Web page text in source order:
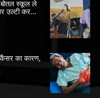
बोतल स्कूल ले
उल्टी कर...
का कारण,